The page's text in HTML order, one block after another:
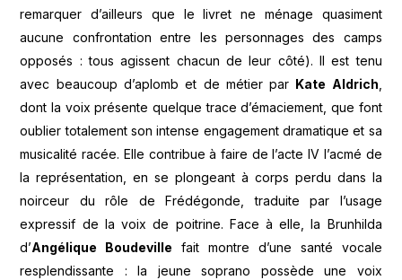
remarquer d’ailleurs que le livret ne ménage quasiment
aucune confrontation entre les personnages des camps
opposés : tous agissent chacun de leur côté). Il est tenu
avec beaucoup d’aplomb et de métier par Kate Aldrich,
dont la voix présente quelque trace d’émaciement, que font
oublier totalement son intense engagement dramatique et sa
musicalité racée. Elle contribue à faire de l’acte IV l’acmé de
la représentation, en se plongeant à corps perdu dans la
noirceur du rôle de Frédégonde, traduite par l’usage
expressif de la voix de poitrine. Face à elle, la Brunhilda
d’Angélique Boudeville fait montre d’une santé vocale
resplendissante : la jeune soprano possède une voix